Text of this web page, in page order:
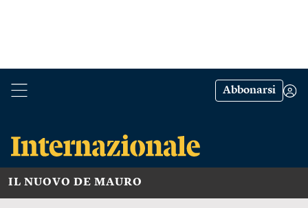
Abbonarsi
IL NUOVO DE MAURO